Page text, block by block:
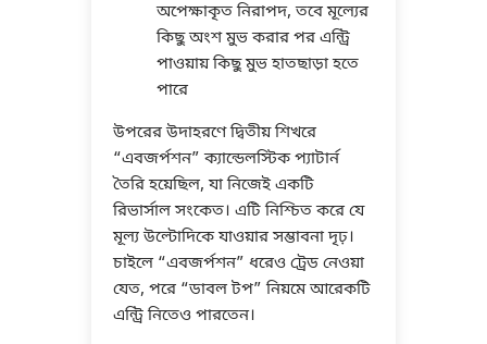
অপেক্ষাকৃত নিরাপদ, তবে মূল্যের
কিছু অংশ মুভ করার পর এন্ট্রি
পাওয়ায় কিছু মুভ হাতছাড়া হতে
পারে
উপরের উদাহরণে দ্বিতীয় শিখরে
“এবজর্পশন” ক্যান্ডেলস্টিক প্যাটার্ন
তৈরি হয়েছিল, যা নিজেই একটি
রিভার্সাল সংকেত। এটি নিশ্চিত করে যে
মূল্য উল্টোদিকে যাওয়ার সম্ভাবনা দৃঢ়।
চাইলে “এবজর্পশন” ধরেও ট্রেড নেওয়া
যেত, পরে “ডাবল টপ” নিয়মে আরেকটি
এন্ট্রি নিতেও পারতেন।